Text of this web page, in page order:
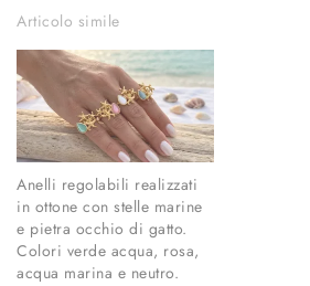
Articolo simile
Anelli regolabili realizzati
in ottone con stelle marine
e pietra occhio di gatto.
Colori verde acqua, rosa,
acqua marina e neutro.